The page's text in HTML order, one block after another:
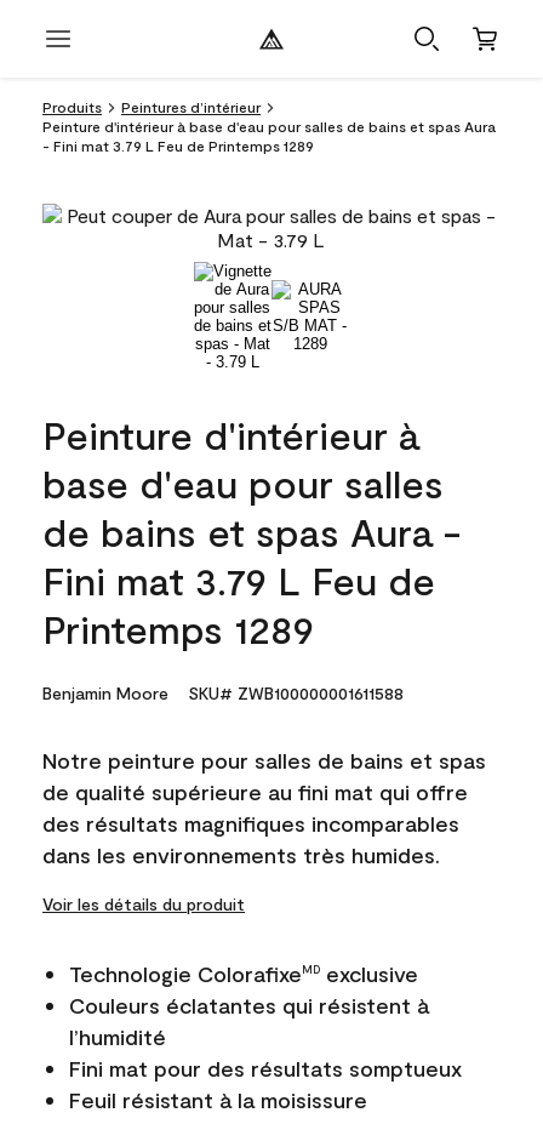
Produits
Peintures d’intérieur
Peinture d'intérieur à base d'eau pour salles de bains et spas Aura
- Fini mat 3.79 L Feu de Printemps 1289
Peinture d'intérieur à
base d'eau pour salles
de bains et spas Aura -
Fini mat 3.79 L Feu de
Printemps 1289
Benjamin Moore SKU# ZWB100000001611588
Notre peinture pour salles de bains et spas
de qualité supérieure au fini mat qui offre
des résultats magnifiques incomparables
dans les environnements très humides.
Voir les détails du produit
Technologie ColorafixeMD exclusive
Couleurs éclatantes qui résistent à
l’humidité
Fini mat pour des résultats somptueux
Feuil résistant à la moisissure